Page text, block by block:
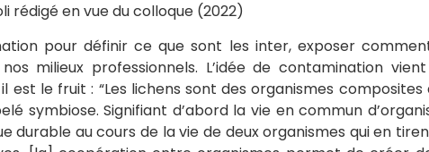
rédigé en vue du colloque (2022)
pour définir ce que sont les inter, exposer
milieux professionnels. L’idée de contamination
est le fruit : “Les lichens sont des organismes
symbiose. Signifiant d’abord la vie en commun
durable au cours de la vie de deux organismes qui en